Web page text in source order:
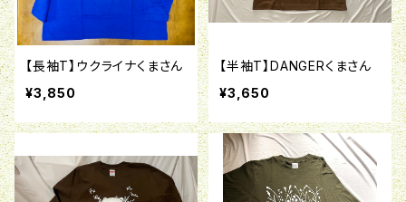
【長袖T】ウクライナくまさん
¥3,850
【半袖T】DANGERくまさん
¥3,650